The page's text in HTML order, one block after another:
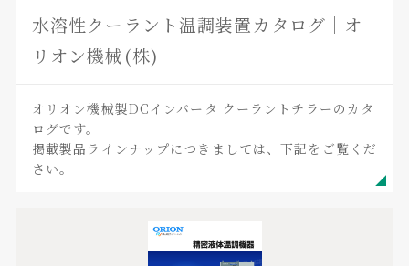
水溶性クーラント温調装置カタログ｜オ
リオン機械(株)
オリオン機械製DCインバータ クーラントチラーのカタ
ログです。
掲載製品ラインナップにつきましては、下記をご覧くだ
さい。